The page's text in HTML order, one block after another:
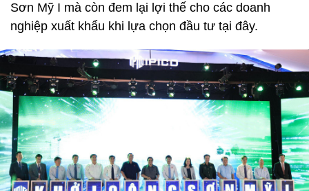
Sơn Mỹ I mà còn đem lại lợi thế cho các doanh
nghiệp xuất khẩu khi lựa chọn đầu tư tại đây.